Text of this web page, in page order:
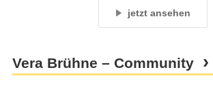
jetzt ansehen
Vera Brühne – Community